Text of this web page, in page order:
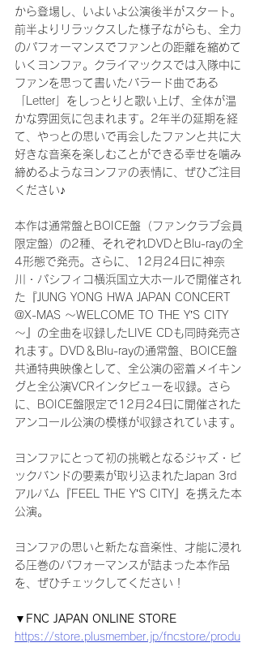
から登場し、いよいよ公演後半がスタート。
前半よりリラックスした様子ながらも、全力
のパフォーマンスでファンとの距離を縮めて
いくヨンファ。クライマックスでは入隊中に
ファンを思って書いたバラード曲である
「Letter」をしっとりと歌い上げ、全体が温
かな雰囲気に包まれます。2年半の延期を経
て、やっとの思いで再会したファンと共に大
好きな音楽を楽しむことができる幸せを噛み
締めるようなヨンファの表情に、ぜひご注目
ください♪
本作は通常盤とBOICE盤（ファンクラブ会員
限定盤）の2種、それぞれDVDとBlu-rayの全
4形態で発売。さらに、12月24日に神奈
川・パシフィコ横浜国立大ホールで開催され
た『JUNG YONG HWA JAPAN CONCERT
@X-MAS ～WELCOME TO THE Y’S CITY
～』の全曲を収録したLIVE CDも同時発売さ
れます。DVD＆Blu-rayの通常盤、BOICE盤
共通特典映像として、全公演の密着メイキン
グと全公演VCRインタビューを収録。さら
に、BOICE盤限定で12月24日に開催された
アンコール公演の模様が収録されています。
ヨンファにとって初の挑戦となるジャズ・ビ
ックバンドの要素が取り込まれたJapan 3rd
アルバム『FEEL THE Y’S CITY』を携えた本
公演。
ヨンファの思いと新たな音楽性、才能に浸れ
る圧巻のパフォーマンスが詰まった本作品
を、ぜひチェックしてください！
▼FNC JAPAN ONLINE STORE
https://store.plusmember.jp/fncstore/produ